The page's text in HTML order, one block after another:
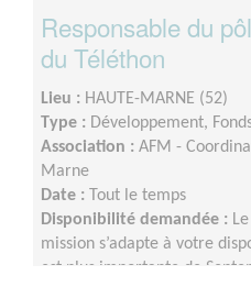
Responsable du
du Téléthon
Lieu : HAUTE-MARNE (52)
Type : Développement,
Association : AFM -
Marne
Date :
Tout le temps
Disponibilité demandée :
mission s’adapte à votre
est plus importante de